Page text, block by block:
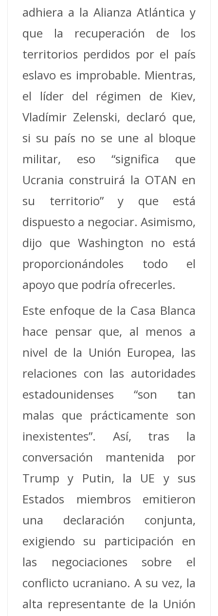
adhiera a la Alianza Atlántica y
que la recuperación de los
territorios perdidos por el país
eslavo es improbable. Mientras,
el líder del régimen de Kiev,
Vladímir Zelenski, declaró que,
si su país no se une al bloque
militar, eso “significa que
Ucrania construirá la OTAN en
su territorio” y que está
dispuesto a negociar. Asimismo,
dijo que Washington no está
proporcionándoles todo el
apoyo que podría ofrecerles.
Este enfoque de la Casa Blanca
hace pensar que, al menos a
nivel de la Unión Europea, las
relaciones con las autoridades
estadounidenses “son tan
malas que prácticamente son
inexistentes”. Así, tras la
conversación mantenida por
Trump y Putin, la UE y sus
Estados miembros emitieron
una declaración conjunta,
exigiendo su participación en
las negociaciones sobre el
conflicto ucraniano. A su vez, la
alta representante de la Unión